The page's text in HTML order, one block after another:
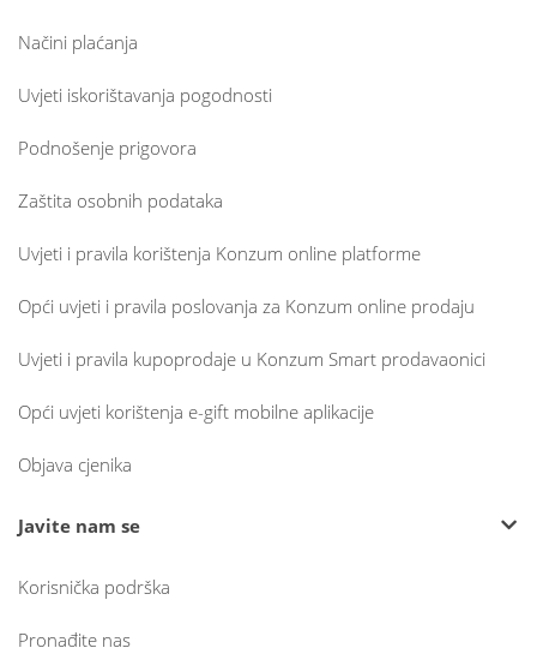
Načini plaćanja
Uvjeti iskorištavanja pogodnosti
Podnošenje prigovora
Zaštita osobnih podataka
Uvjeti i pravila korištenja Konzum online platforme
Opći uvjeti i pravila poslovanja za Konzum online prodaju
Uvjeti i pravila kupoprodaje u Konzum Smart prodavaonici
Opći uvjeti korištenja e-gift mobilne aplikacije
Objava cjenika
Javite nam se
Korisnička podrška
Pronađite nas